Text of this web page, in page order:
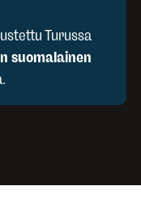
Turussa
suomalainen